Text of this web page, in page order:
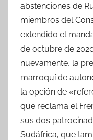
abstenciones de
miembros del
extendido el
de octubre de
nuevamente, la
marroquí de
la opción de
que reclama el
sus dos
Sudáfrica, que